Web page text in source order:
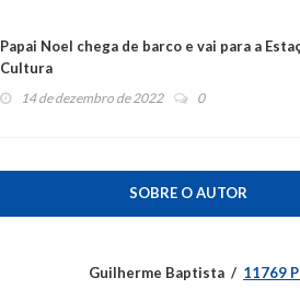
Papai Noel chega de barco e vai para a
Cultura
14 de dezembro de 2022 0
SOBRE O AUTOR
Guilherme Baptista 11769